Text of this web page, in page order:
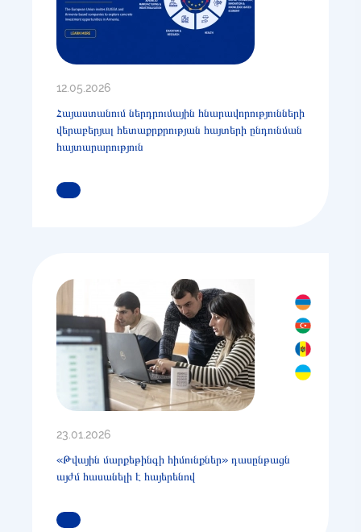
12.05.2026
Հայաստանում ներդրումային հնարավորությունների
վերաբերյալ հետաքրքրության հայտերի ընդունման
հայտարարություն
ԿԱՐԴԱՑԵՔ ԱՎԵԼԻՆ
23.01.2026
«Թվային մարքեթինգի հիմունքներ» դասընթացն
այժմ հասանելի է հայերենով
ԿԱՐԴԱՑԵՔ ԱՎԵԼԻՆ